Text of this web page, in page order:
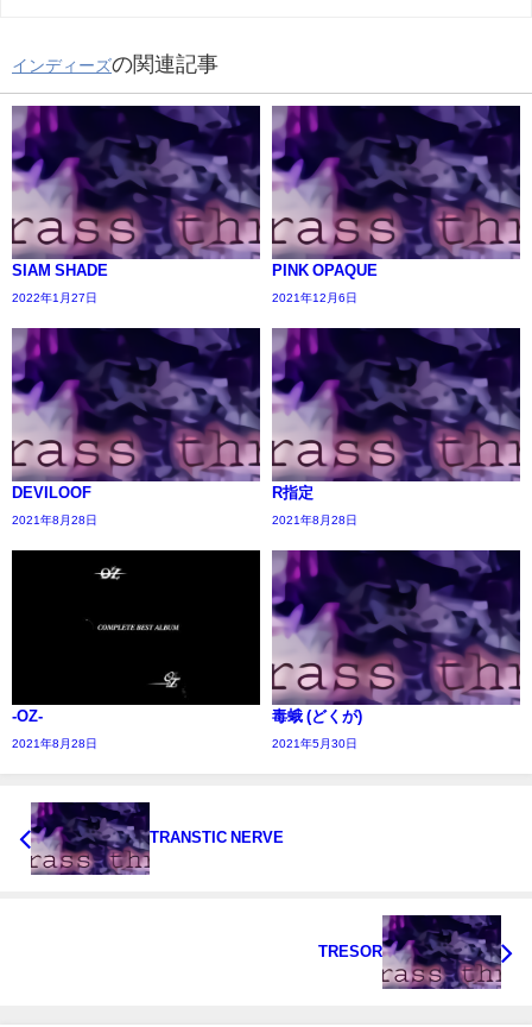
インディーズの関連記事
SIAM SHADE
2022年1月27日
PINK OPAQUE
2021年12月6日
DEVILOOF
2021年8月28日
R指定
2021年8月28日
-OZ-
2021年8月28日
毒蛾 (どくが)
2021年5月30日
TRANSTIC NERVE
TRESOR